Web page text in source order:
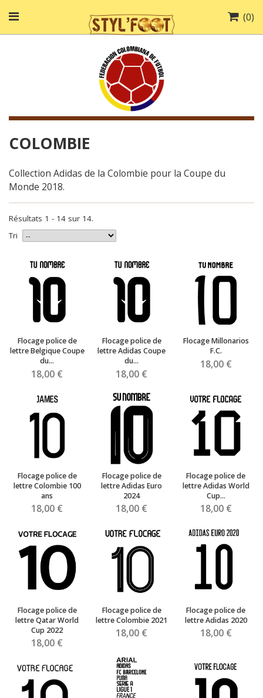
(0)
COLOMBIE
Collection Adidas de la Colombie pour la Coupe du
Monde 2018.
Résultats 1 - 14 sur 14.
Tri
Flocage police de
lettre Belgique Coupe
du...
18,00 €
Flocage police de
lettre Adidas Coupe
du...
18,00 €
Flocage Millonarios
F.C.
18,00 €
Flocage police de
lettre Colombie 100
ans
18,00 €
Flocage police de
lettre Adidas Euro
2024
18,00 €
Flocage police de
lettre Adidas World
Cup...
18,00 €
Flocage police de
lettre Qatar World
Cup 2022
18,00 €
Flocage police de
lettre Colombie 2021
18,00 €
Flocage police de
lettre Adidas 2020
18,00 €